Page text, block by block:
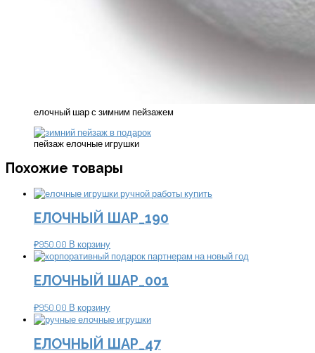
елочный шар с зимним пейзажем
пейзаж елочные игрушки
Похожие товары
ЕЛОЧНЫЙ ШАР_190
₽950.00 В корзину
ЕЛОЧНЫЙ ШАР_001
₽950.00 В корзину
ЕЛОЧНЫЙ ШАР_47